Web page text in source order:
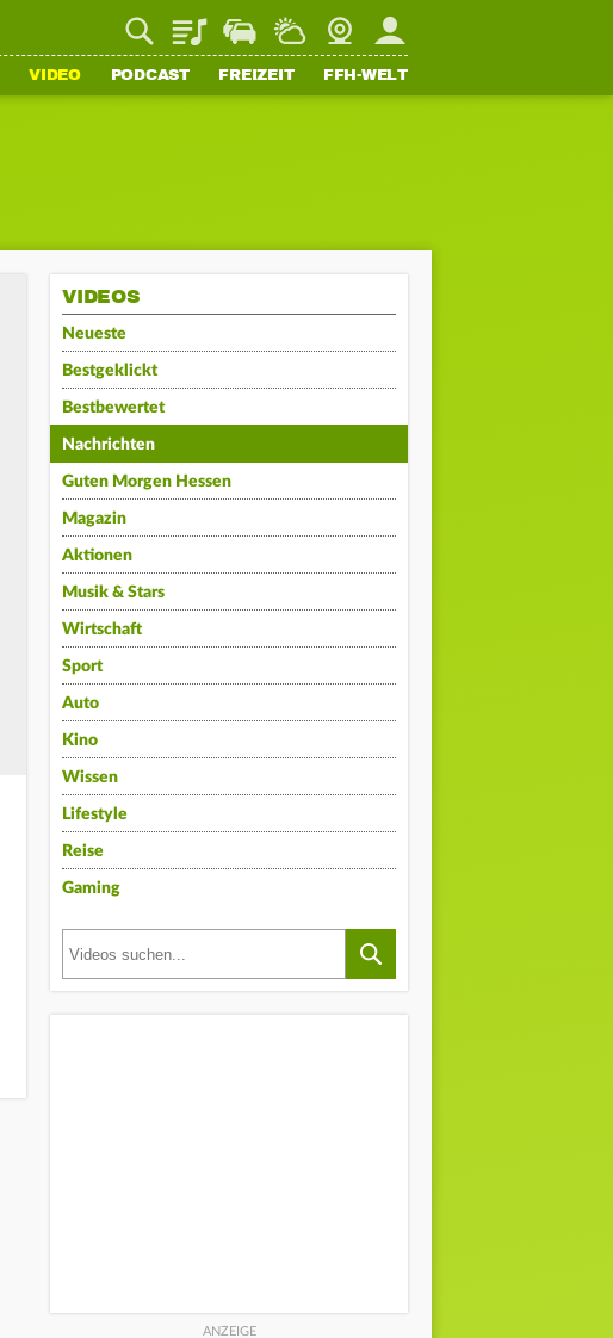
PlaylistStaupilotWetterWebcamMein FFH
VIDEO PODCAST FREIZEIT FFH-WELT
VIDEOS
Neueste
Bestgeklickt
Bestbewertet
Nachrichten
Guten Morgen Hessen
Magazin
Aktionen
Musik & Stars
Wirtschaft
Sport
Auto
Kino
Wissen
Lifestyle
Reise
Gaming